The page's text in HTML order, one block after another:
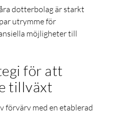
dotterbolag är starkt
utrymme för
möjligheter till
för att
tillväxt
förvärv med en etablerad